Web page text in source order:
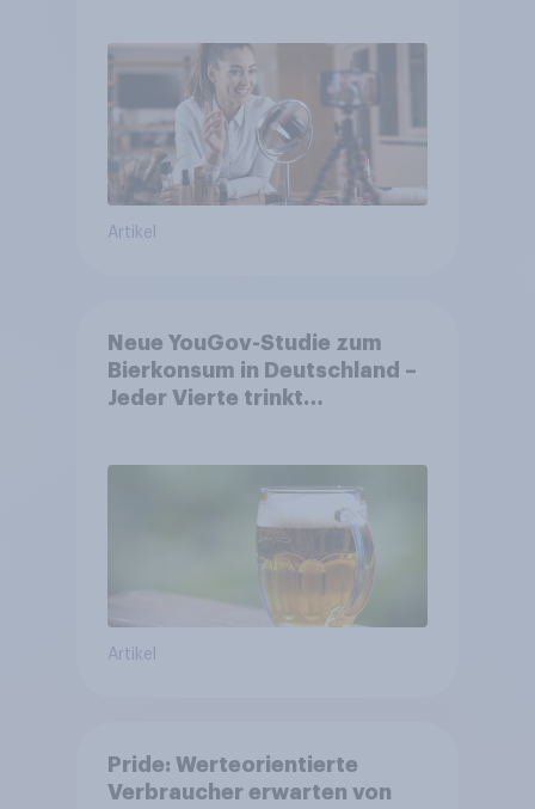
Artikel
Neue YouGov-Studie zum
Bierkonsum in Deutschland –
Jeder Vierte trinkt
wächst um über 23 Prozent
Artikel
Pride: Werteorientierte
Verbraucher erwarten von